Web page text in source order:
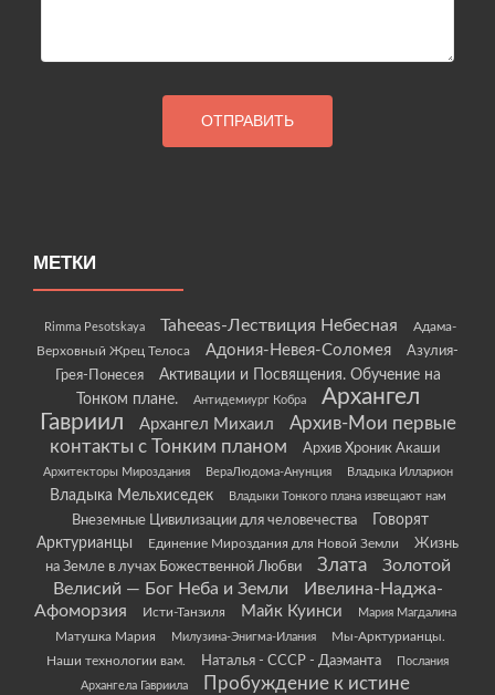
МЕТКИ
Rimma Pesotskaya Taheeas-Лествиция Небесная
Адама-
Верховный Жрец Телоса
Адония-Невея-Соломея
Азулия-
Грея-Понесея
Активации и Посвящения. Обучение на
Тонком плане.
Антидемиург Кобра
Архангел
Гавриил
Архангел Михаил
Архив-Мои первые
контакты с Тонким планом
Архив Хроник Акаши
Архитекторы Мироздания ВераЛюдома-Анунция Владыка Илларион
Владыка Мельхиседек Владыки Тонкого плана извещают нам
Внеземные Цивилизации для человечества
Говорят
Арктурианцы
Единение Мироздания для Новой Земли
Жизнь
на Земле в лучах Божественной Любви
Злата
Золотой
Велисий — Бог Неба и Земли
Ивелина-Наджа-
Афоморзия
Исти-Танзиля Майк Куинси Мария Магдалина
Матушка Мария Милузина-Энигма-Илания
Мы-Арктурианцы.
Наши технологии вам.
Наталья - СССР - Даэманта
Послания
Архангела Гавриила
Пробуждение к истине